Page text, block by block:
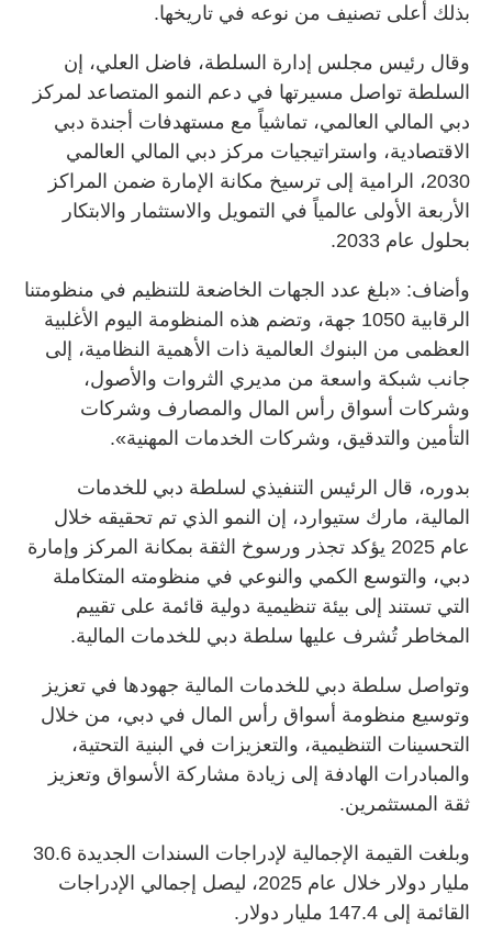
بذلك أعلى تصنيف من نوعه في تاريخها.
وقال رئيس مجلس إدارة السلطة، فاضل العلي، إن
السلطة تواصل مسيرتها في دعم النمو المتصاعد لمركز
دبي المالي العالمي، تماشياً مع مستهدفات أجندة دبي
الاقتصادية، واستراتيجيات مركز دبي المالي العالمي
2030، الرامية إلى ترسيخ مكانة الإمارة ضمن المراكز
الأربعة الأولى عالمياً في التمويل والاستثمار والابتكار
بحلول عام 2033.
وأضاف: «بلغ عدد الجهات الخاضعة للتنظيم في منظومتنا
الرقابية 1050 جهة، وتضم هذه المنظومة اليوم الأغلبية
العظمى من البنوك العالمية ذات الأهمية النظامية، إلى
جانب شبكة واسعة من مديري الثروات والأصول،
وشركات أسواق رأس المال والمصارف وشركات
التأمين والتدقيق، وشركات الخدمات المهنية».
بدوره، قال الرئيس التنفيذي لسلطة دبي للخدمات
المالية، مارك ستيوارد، إن النمو الذي تم تحقيقه خلال
عام 2025 يؤكد تجذر ورسوخ الثقة بمكانة المركز وإمارة
دبي، والتوسع الكمي والنوعي في منظومته المتكاملة
التي تستند إلى بيئة تنظيمية دولية قائمة على تقييم
المخاطر تُشرف عليها سلطة دبي للخدمات المالية.
وتواصل سلطة دبي للخدمات المالية جهودها في تعزيز
وتوسيع منظومة أسواق رأس المال في دبي، من خلال
التحسينات التنظيمية، والتعزيزات في البنية التحتية،
والمبادرات الهادفة إلى زيادة مشاركة الأسواق وتعزيز
ثقة المستثمرين.
وبلغت القيمة الإجمالية لإدراجات السندات الجديدة 30.6
مليار دولار خلال عام 2025، ليصل إجمالي الإدراجات
القائمة إلى 147.4 مليار دولار.